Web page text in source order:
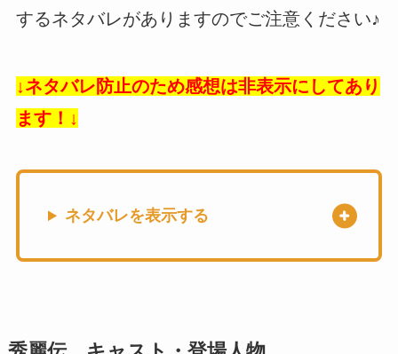
するネタバレがありますのでご注意ください♪
↓ネタバレ防止のため感想は非表示にしてあり
ます！↓
ネタバレを表示する